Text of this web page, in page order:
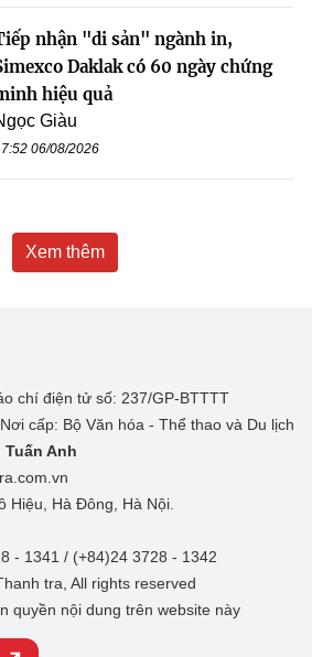
nhận "di sản" ngành in,
Daklak có 60 ngày chứng
hiệu quả
Giàu
06/08/2026
Xem thêm
chí điện tử số: 237/GP-BTTTT
cấp: Bộ Văn hóa - Thể thao và Du lịch
Tuấn Anh
Hiệu, Hà Đông, Hà Nội.
- 1341 / (+84)24 3728 - 1342
tra, All rights reserved
quyền nội dung trên website này